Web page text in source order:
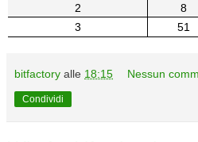
2
8
3
51
bitfactory alle 18:15 Nessun
Condividi